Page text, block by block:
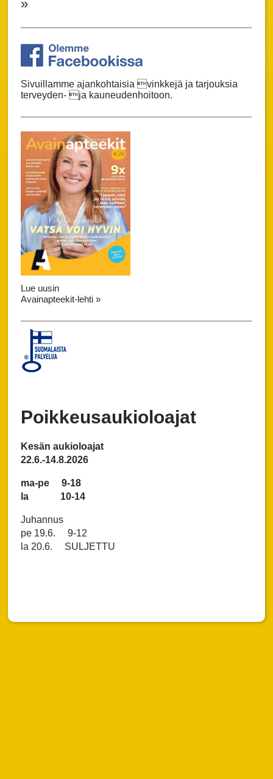
»
Sivuillamme ajankohtaisia vinkkejä ja tarjouksia
terveyden- ja kauneudenhoitoon.
Lue uusin
Avainapteekit-lehti »
Poikkeusaukioloajat
Kesän aukioloajat
22.6.-14.8.2026
ma-pe 9-18
la 10-14
Juhannus
pe 19.6. 9-12
la 20.6. SULJETTU